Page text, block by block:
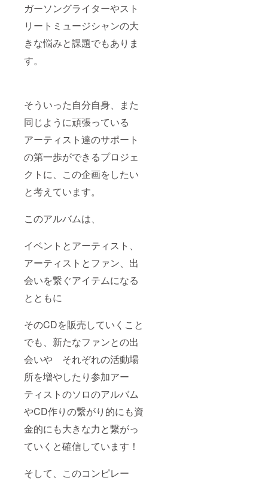
ガーソングライターやスト
リートミュージシャンの大
きな悩みと課題でもありま
す。
そういった自分自身、また
同じように頑張っている
アーティスト達のサポート
の第一歩ができるプロジェ
クトに、この企画をしたい
と考えています。
このアルバムは、
イベントとアーティスト、
アーティストとファン、出
会いを繋ぐアイテムになる
とともに
そのCDを販売していくこと
でも、新たなファンとの出
会いや それぞれの活動場
所を増やしたり参加アー
ティストのソロのアルバム
やCD作りの繋がり的にも資
金的にも大きな力と繋がっ
ていくと確信しています！
そして、このコンピレー